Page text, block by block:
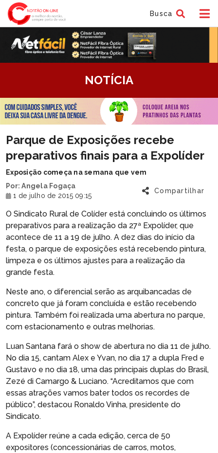
Busca
NOTÍCIA
Parque de Exposições recebe
preparativos finais para a Expolíder
Exposição começa na semana que vem
Por: Angela Fogaça
1 de julho de 2015 09:15
Compartilhar
O Sindicato Rural de Colíder está concluindo os últimos
preparativos para a realização da 27ª Expolíder, que
acontece de 11 a 19 de julho. A dez dias do início da
festa, o parque de exposições está recebendo pintura,
limpeza e os últimos ajustes para a realização da
grande festa.
Neste ano, o diferencial serão as arquibancadas de
concreto que já foram concluída e estão recebendo
pintura. Também foi realizada uma abertura no parque,
com estacionamento e outras melhorias.
Luan Santana fará o show de abertura no dia 11 de julho.
No dia 15, cantam Alex e Yvan, no dia 17 a dupla Fred e
Gustavo e no dia 18, uma das principais duplas do Brasil,
Zezé di Camargo & Luciano. “Acreditamos que com
essas atrações vamos bater todos os recordes de
público”, destacou Ronaldo Vinha, presidente do
Sindicato.
A Expolíder reúne a cada edição, cerca de 50
expositores (concessionárias de carros, motos,